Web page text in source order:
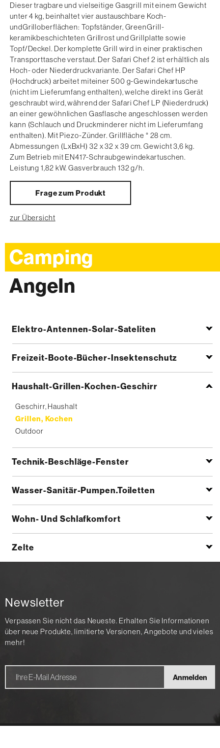
Dieser tragbare und vielseitige Gasgrill mit einem Gewicht
unter 4 kg, beinhaltet vier austauschbare Koch-
undGrilloberflächen: Topfständer, GreenGrill-
keramikbeschichteten Grillrost und Grillplatte sowie
Topf/Deckel. Der komplette Grill wird in einer praktischen
Transporttasche verstaut. Der Safari Chef 2 ist erhältlich als
Hoch- oder Niederdruckvariante. Der Safari Chef HP
(Hochdruck) arbeitet miteiner 500 g-Gewindekartusche
(nicht im Lieferumfang enthalten), welche direkt ins Gerät
geschraubt wird, während der Safari Chef LP (Niederdruck)
an einer gewöhnlichen Gasflasche angeschlossen werden
kann (Schlauch und Druckminderer nicht im Lieferumfang
enthalten). Mit Piezo-Zünder. Grillfläche ° 28 cm.
Abmessungen (LxBxH) 32 x 32 x 39 cm. Gewicht 3,6 kg.
Zum Betrieb mit EN417-Schraubgewindekartuschen.
Leistung 1,82 kW. Gasverbrauch 132 g/h.
Frage zum Produkt
zur Übersicht
Camping
Angeln
Elektro-Antennen-Solar-Sateliten
Freizeit-Boote-Bücher-Insektenschutz
Haushalt-Grillen-Kochen-Geschirr
Geschirr, Haushalt
Grillen, Kochen
Outdoor
Technik-Beschläge-Fenster
Wasser-Sanitär-Pumpen.Toiletten
Wohn- Und Schlafkomfort
Zelte
Newsletter
Verpassen Sie nicht das Neueste. Erhalten Sie Informationen
über neue Produkte, limitierte Versionen, Angebote und vieles
mehr!
Anmelden